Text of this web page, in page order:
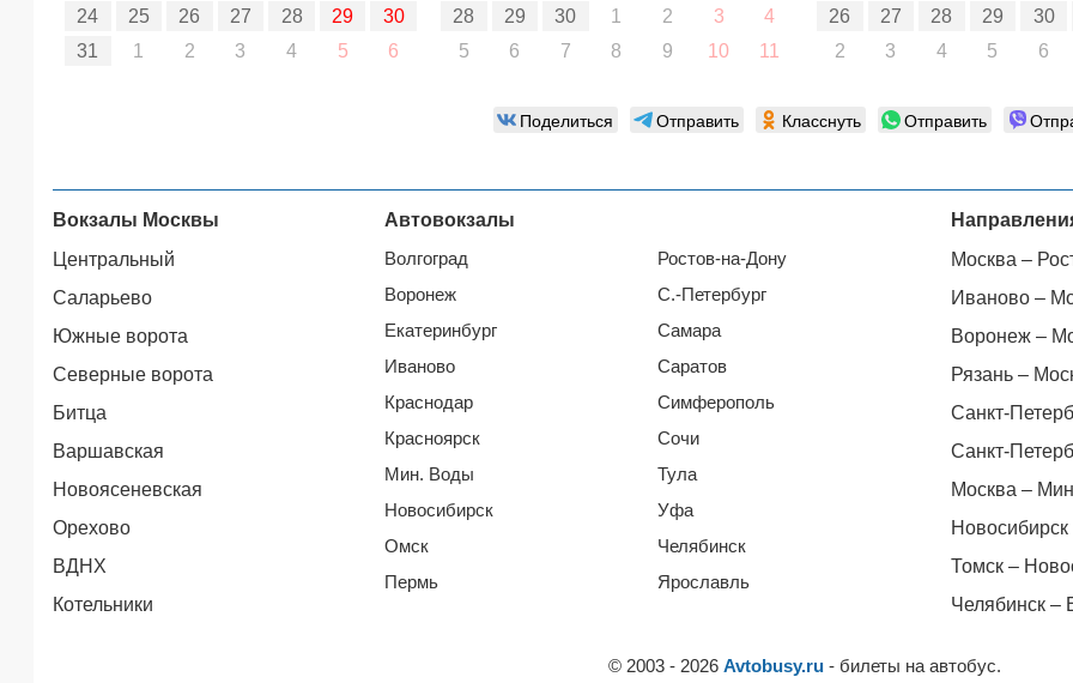
24
25 26 27 28 29
30
31
1 2 3 4 5 6
28
29 30 1 2 3
4
5
6 7 8 9 10 11
26
27 28 29
30
2
3 4 5 6
Поделиться Отправить Класснуть Отправить
Вокзалы Москвы
Центральный
Саларьево
Южные ворота
Северные ворота
Битца
Варшавская
Новоясеневская
Орехово
ВДНХ
Котельники
Автовокзалы
Волгоград
Воронеж
Екатеринбург
Иваново
Краснодар
Красноярск
Мин. Воды
Новосибирск
Омск
Пермь
Ростов-на-Дону
С.-Петербург
Самара
Саратов
Симферополь
Сочи
Тула
Уфа
Челябинск
Ярославль
Москва –
Иваново –
Воронеж –
Рязань –
Санкт-
Санкт-
Москва –
Томск –
Челябинск –
© 2003 - 2026 Avtobusy.ru - билеты на автобус.